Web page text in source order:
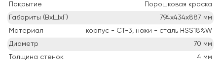
Покрытие
Порошковая краска
Габариты (ВхШхГ)
794х434х887 мм
Материал
корпус - СТ-3, ножи - сталь HSS18%W
Диаметр
70 мм
Толщина стенок
4 мм